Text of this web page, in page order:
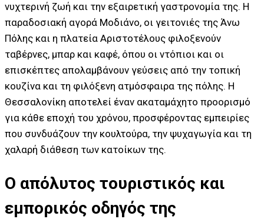
νυχτερινή ζωή και την εξαιρετική γαστρονομία της. Η
παραδοσιακή αγορά Μοδιάνο, οι γειτονιές της Άνω
Πόλης και η πλατεία Αριστοτέλους φιλοξενούν
ταβέρνες, μπαρ και καφέ, όπου οι ντόπιοι και οι
επισκέπτες απολαμβάνουν γεύσεις από την τοπική
κουζίνα και τη φιλόξενη ατμόσφαιρα της πόλης. Η
Θεσσαλονίκη αποτελεί έναν ακαταμάχητο προορισμό
για κάθε εποχή του χρόνου, προσφέροντας εμπειρίες
που συνδυάζουν την κουλτούρα, την ψυχαγωγία και τη
χαλαρή διάθεση των κατοίκων της.
Ο απόλυτος τουριστικός και
εμπορικός οδηγός της